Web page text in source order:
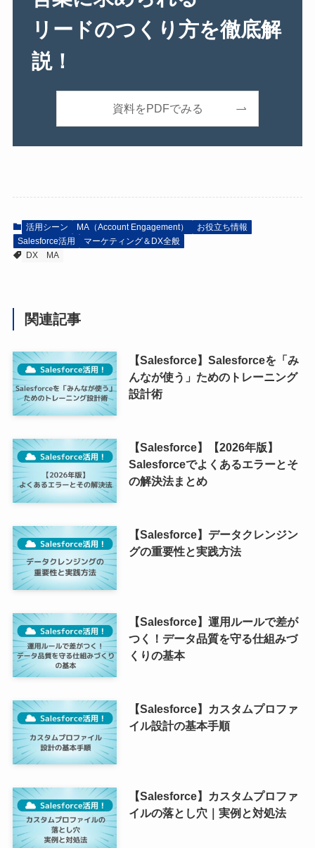
リードのつくり方を徹底解
説！
資料をPDFでみる
活用シーン MA（Account Engagement）
お役立ち情報
Salesforce活用
マーケティング＆DX全般
DX
MA
関連記事
【Salesforce】Salesforceを「み
んなが使う」ためのトレーニング
設計術
【Salesforce】【2026年版】
Salesforceでよくあるエラーとそ
の解決法まとめ
【Salesforce】データクレンジン
グの重要性と実践方法
【Salesforce】運用ルールで差が
つく！データ品質を守る仕組みづ
くりの基本
【Salesforce】カスタムプロファ
イル設計の基本手順
【Salesforce】カスタムプロファ
イルの落とし穴｜実例と対処法